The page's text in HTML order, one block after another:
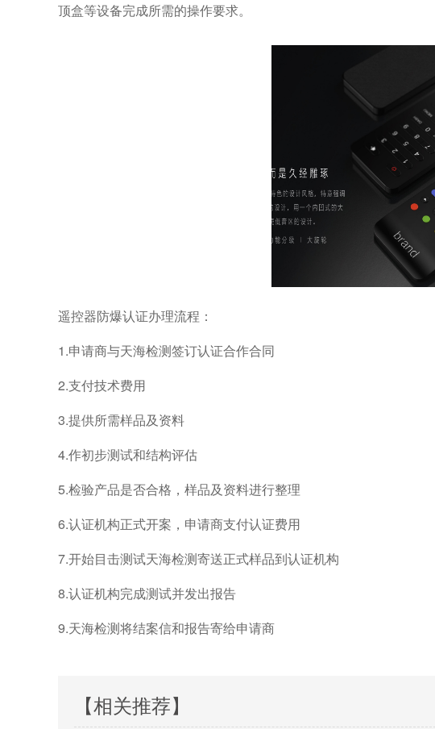
顶盒等设备完成所需的操作要求。
遥控器防爆认证办理流程：
1.申请商与天海检测签订认证合作合同
2.支付技术费用
3.提供所需样品及资料
4.作初步测试和结构评估
5.检验产品是否合格，样品及资料进行整理
6.认证机构正式开案，申请商支付认证费用
7.开始目击测试天海检测寄送正式样品到认证机构
8.认证机构完成测试并发出报告
9.天海检测将结案信和报告寄给申请商
【相关推荐】